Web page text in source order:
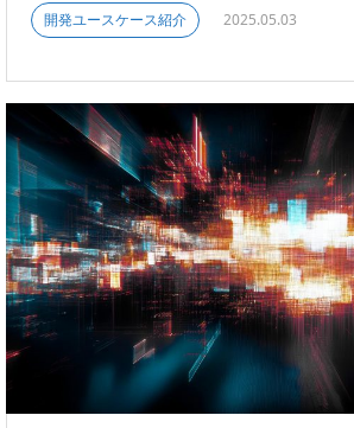
開発ユースケース紹介 2025.05.03